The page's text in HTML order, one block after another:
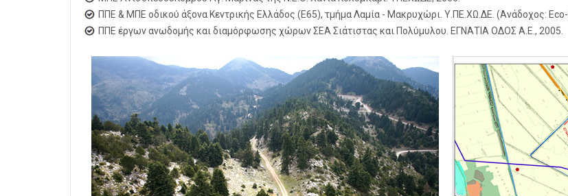
ΠΠΕ & ΜΠΕ οδικού άξονα Κεντρικής Ελλάδος (Ε65), τμήμα Λαμία - Μακρυχώρι. Υ.ΠΕ.ΧΩ.ΔΕ. (Ανάδοχος:
ΠΠΕ έργων ανωδομής και διαμόρφωσης χώρων ΣΕΑ Σιάτιστας και Πολύμυλου. ΕΓΝΑΤΙΑ ΟΔΟΣ Α.Ε., 2005.